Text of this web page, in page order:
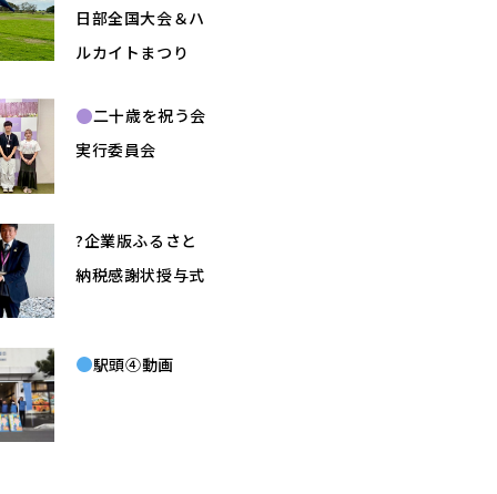
日部全国大会＆ハ
ルカイトまつり
二十歳を祝う会
実行委員会
?企業版ふるさと
納税感謝状授与式
駅頭④動画